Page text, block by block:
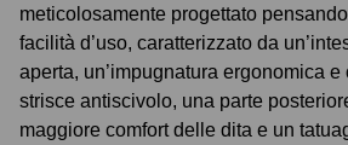
meticolosamente progettato
facilità d’uso, caratterizzato da
aperta, un’impugnatura ergonomica
strisce antiscivolo, una parte
maggiore comfort delle dita e un